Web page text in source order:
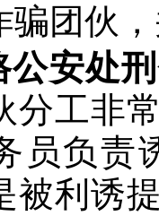
骗团伙
公安处
分工非
员负责
被利诱